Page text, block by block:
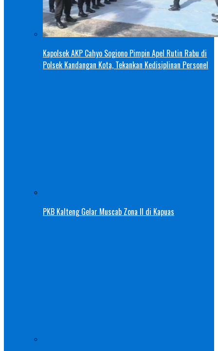
Kapolsek AKP Cahyo Sogiono Pimpin Apel Rutin Rabu di
Polsek Kandangan Kota, Tekankan Kedisiplinan Personel
PKB Kalteng Gelar Muscab Zona II di Kapuas